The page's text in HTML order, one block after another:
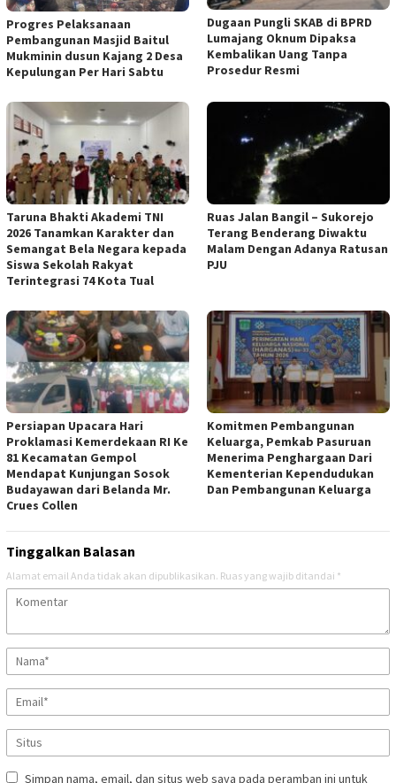
Progres Pelaksanaan
Pembangunan Masjid Baitul
Mukminin dusun Kajang 2 Desa
Kepulungan Per Hari Sabtu
Dugaan Pungli SKAB di BPRD
Lumajang Oknum Dipaksa
Kembalikan Uang Tanpa
Prosedur Resmi
Taruna Bhakti Akademi TNI
2026 Tanamkan Karakter dan
Semangat Bela Negara kepada
Siswa Sekolah Rakyat
Terintegrasi 74 Kota Tual
Ruas Jalan Bangil – Sukorejo
Terang Benderang Diwaktu
Malam Dengan Adanya Ratusan
PJU
Persiapan Upacara Hari
Proklamasi Kemerdekaan RI Ke
81 Kecamatan Gempol
Mendapat Kunjungan Sosok
Budayawan dari Belanda Mr.
Crues Collen
Komitmen Pembangunan
Keluarga, Pemkab Pasuruan
Menerima Penghargaan Dari
Kementerian Kependudukan
Dan Pembangunan Keluarga
Tinggalkan Balasan
Alamat email Anda tidak akan dipublikasikan. Ruas yang wajib ditandai *
Simpan nama, email, dan situs web saya pada peramban ini untuk